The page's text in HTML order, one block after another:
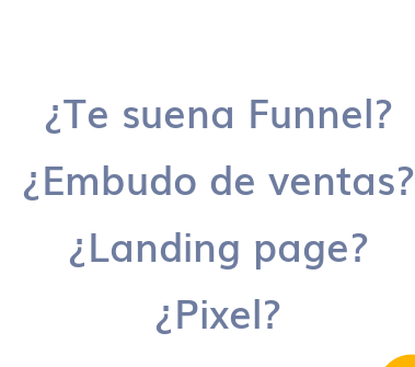
¿Te suena Funnel?
¿Embudo de ventas?
¿Landing page?
¿Pixel?